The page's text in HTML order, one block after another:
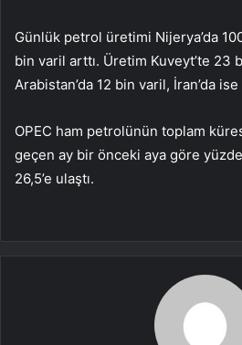
Günlük petrol üretimi Nijerya’da
bin varil arttı. Üretim Kuveyt’te 23
Arabistan’da 12 bin varil, İran’da
OPEC ham petrolünün toplam
geçen ay bir önceki aya göre
26,5’e ulaştı.